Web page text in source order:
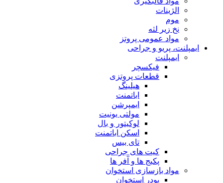
الژینات
موم
نخ زیر لثه
مواد عمومی پروتز
ایمپلنت، پریو و جراحی
ایمپلنت
فیکسچر
قطعات پروتزی
هیلینگ
اباتمنت
ایمپرشن
مولتی یونیت
لوکیتور و بال
اسکن اباتمنت
تای بیس
کیت های جراحی
پکیج ها و آفر ها
مواد بازسازی استخوان
پودر استخوان